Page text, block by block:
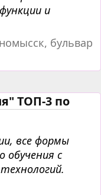
и
бульвар
ТОП-3 по
все формы
обучения с